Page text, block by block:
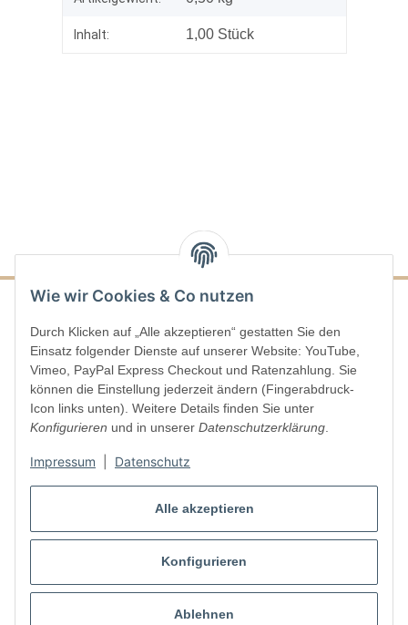
Alle akzeptieren
Konfigurieren
Ablehnen
Wie wir Cookies & Co nutzen
Durch Klicken auf „Alle akzeptieren“ gestatten Sie den
Einsatz folgender Dienste auf unserer Website: YouTube,
Vimeo, PayPal Express Checkout und Ratenzahlung. Sie
können die Einstellung jederzeit ändern (Fingerabdruck-
Icon links unten). Weitere Details finden Sie unter
Konfigurieren und in unserer Datenschutzerklärung.
Impressum Datenschutz
Inhalt: 1,00 Stück
Informationen
Gesetzliche Informationen
Vertrag widerrufen
* Alle Preise inkl. gesetzlicher USt., zzgl.